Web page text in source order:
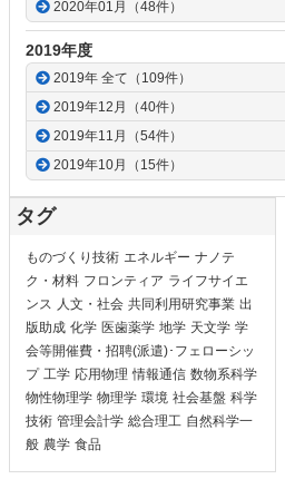
2020年01月（48件）
2019年度
2019年 全て（109件）
2019年12月（40件）
2019年11月（54件）
2019年10月（15件）
タグ
ものづくり技術 エネルギー ナノテ
ク・材料 フロンティア ライフサイエ
ンス
人文・社会 共同利用研究事業 出
版助成 化学 医歯薬学 地学 天文学 学
会等開催費・招聘(派遣)･フェローシッ
プ 工学 応用物理 情報通信 数物系科学
物性物理学 物理学 環境 社会基盤 科学
技術 管理会計学 総合理工 自然科学一
般 農学 食品